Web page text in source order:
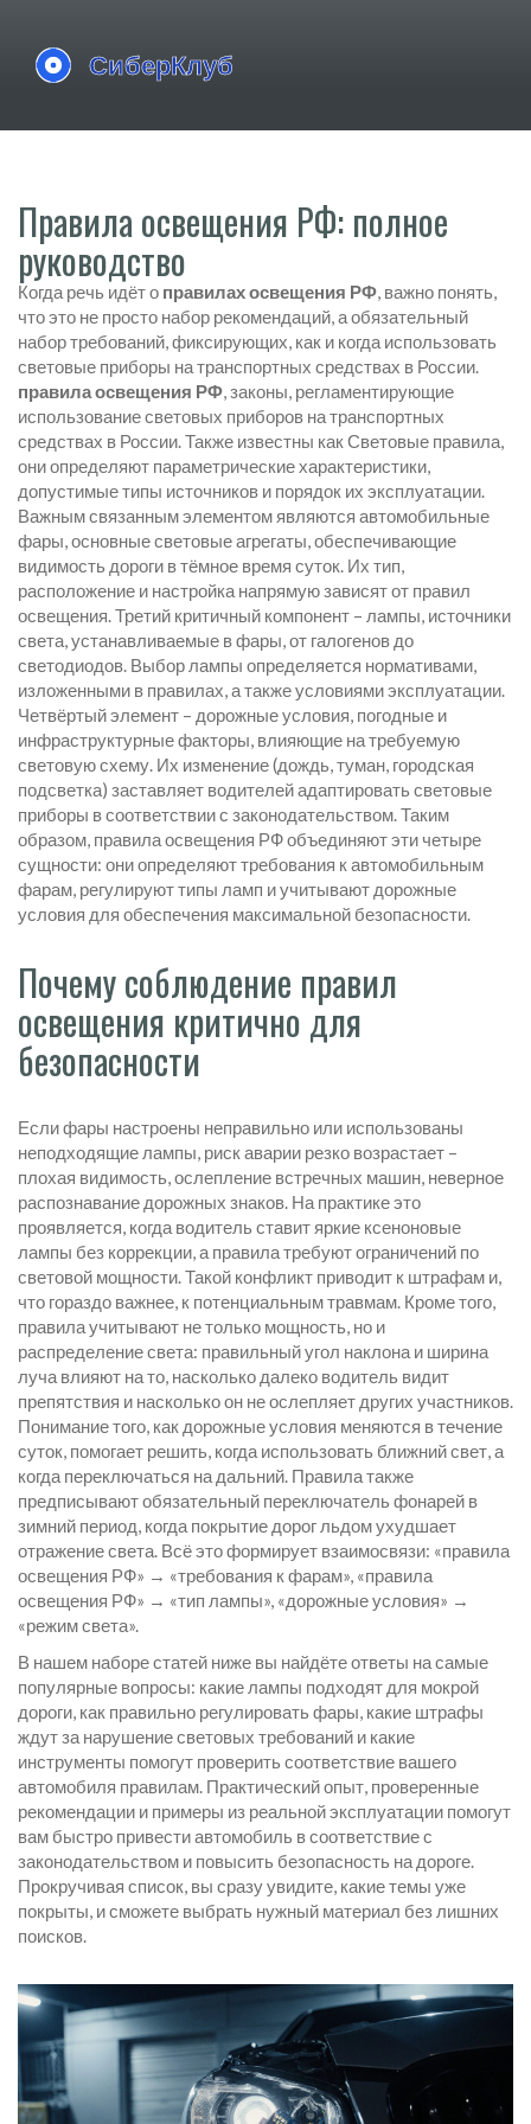
Правила освещения РФ: полное
руководство
Когда речь идёт о правилах освещения РФ, важно понять,
что это не просто набор рекомендаций, а обязательный
набор требований, фиксирующих, как и когда использовать
световые приборы на транспортных средствах в России.
правила освещения РФ,законы, регламентирующие
использование световых приборов на транспортных
средствах в России. Также известны какСветовые правила,
они определяют параметрические характеристики,
допустимые типы источников и порядок их эксплуатации.
Важным связанным элементом являются автомобильные
фары,основные световые агрегаты, обеспечивающие
видимость дороги в тёмное время суток. Их тип,
расположение и настройка напрямую зависят от правил
освещения. Третий критичный компонент – лампы, источники
света, устанавливаемые в фары, от галогенов до
светодиодов. Выбор лампы определяется нормативами,
изложенными в правилах, а также условиями эксплуатации.
Четвёртый элемент – дорожные условия, погодные и
инфраструктурные факторы, влияющие на требуемую
световую схему. Их изменение (дождь, туман, городская
подсветка) заставляет водителей адаптировать световые
приборы в соответствии с законодательством. Таким
образом, правила освещения РФ объединяют эти четыре
сущности: они определяют требования к автомобильным
фарам, регулируют типы ламп и учитывают дорожные
условия для обеспечения максимальной безопасности.
Почему соблюдение правил
освещения критично для
безопасности
Если фары настроены неправильно или использованы
неподходящие лампы, риск аварии резко возрастает –
плохая видимость, ослепление встречных машин, неверное
распознавание дорожных знаков. На практике это
проявляется, когда водитель ставит яркие ксеноновые
лампы без коррекции, а правила требуют ограничений по
световой мощности. Такой конфликт приводит к штрафам и,
что гораздо важнее, к потенциальным травмам. Кроме того,
правила учитывают не только мощность, но и
распределение света: правильный угол наклона и ширина
луча влияют на то, насколько далеко водитель видит
препятствия и насколько он не ослепляет других участников.
Понимание того, как дорожные условия меняются в течение
суток, помогает решить, когда использовать ближний свет, а
когда переключаться на дальний. Правила также
предписывают обязательный переключатель фонарей в
зимний период, когда покрытие дорог льдом ухудшает
отражение света. Всё это формирует взаимосвязи: «правила
освещения РФ» → «требования к фарам», «правила
освещения РФ» → «тип лампы», «дорожные условия» →
«режим света».
В нашем наборе статей ниже вы найдёте ответы на самые
популярные вопросы: какие лампы подходят для мокрой
дороги, как правильно регулировать фары, какие штрафы
ждут за нарушение световых требований и какие
инструменты помогут проверить соответствие вашего
автомобиля правилам. Практический опыт, проверенные
рекомендации и примеры из реальной эксплуатации помогут
вам быстро привести автомобиль в соответствие с
законодательством и повысить безопасность на дороге.
Прокручивая список, вы сразу увидите, какие темы уже
покрыты, и сможете выбрать нужный материал без лишних
поисков.